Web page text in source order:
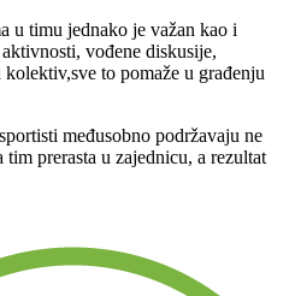
u timu jednako je važan kao i
vođene diskusije,
to pomaže u građenju
međusobno podržavaju ne
prerasta u zajednicu, a rezultat